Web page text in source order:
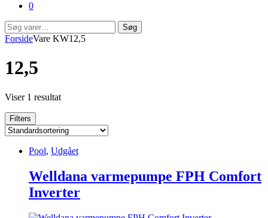
0
Søg
efter:
Søg
ForsideVare KW12,5
12,5
Viser 1 resultat
Filters
Pool, Udgået
Welldana varmepumpe FPH Comfort
Inverter